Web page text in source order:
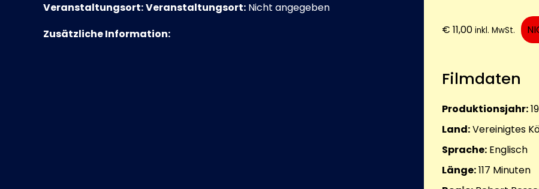
Veranstaltungsort:Veranstaltungsort: Nicht angegeben
Zusätzliche Information:
€ 11,00 inkl. MwSt.
Filmdaten
Produktionsjahr:
Land:Vereinigtes
Sprache: Englisch
Länge:117 Minuten